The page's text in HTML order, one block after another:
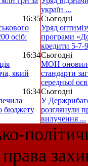
16:35
осіб:
16:34
який
16:34
бюджету
україн ...
Сьогодні
Уряд
програми
кредити 5-7-
Сьогодні
МОН
стандарти
середньої
Сьогодні
У
розглянули
вилучення ...
права